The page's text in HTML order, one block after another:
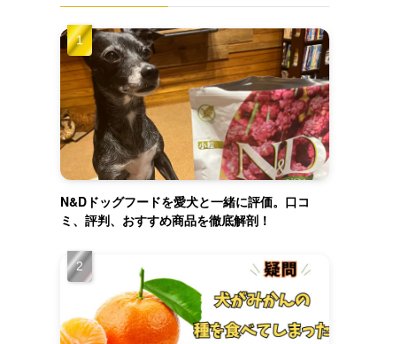
N&Dドッグフードを愛犬と一緒に評価。口コ
ミ、評判、おすすめ商品を徹底解剖！